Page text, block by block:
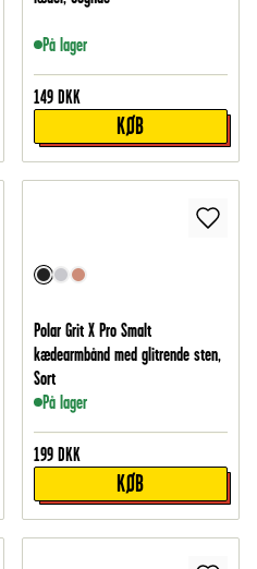
På lager
149 DKK
KØB
Polar Grit X Pro Smalt
kædearmbånd med glitrende sten,
Sort
På lager
199 DKK
KØB